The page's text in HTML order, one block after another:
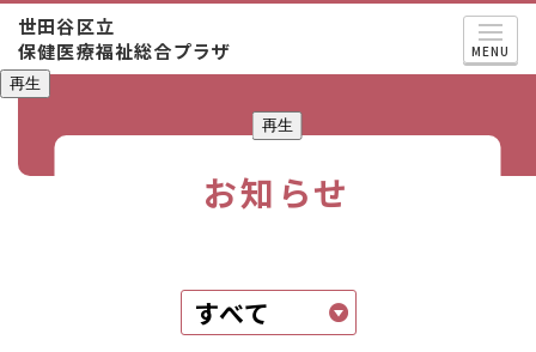
世田谷区立
保健医療福祉総合プラザ
MENU
再生
再生
お知らせ